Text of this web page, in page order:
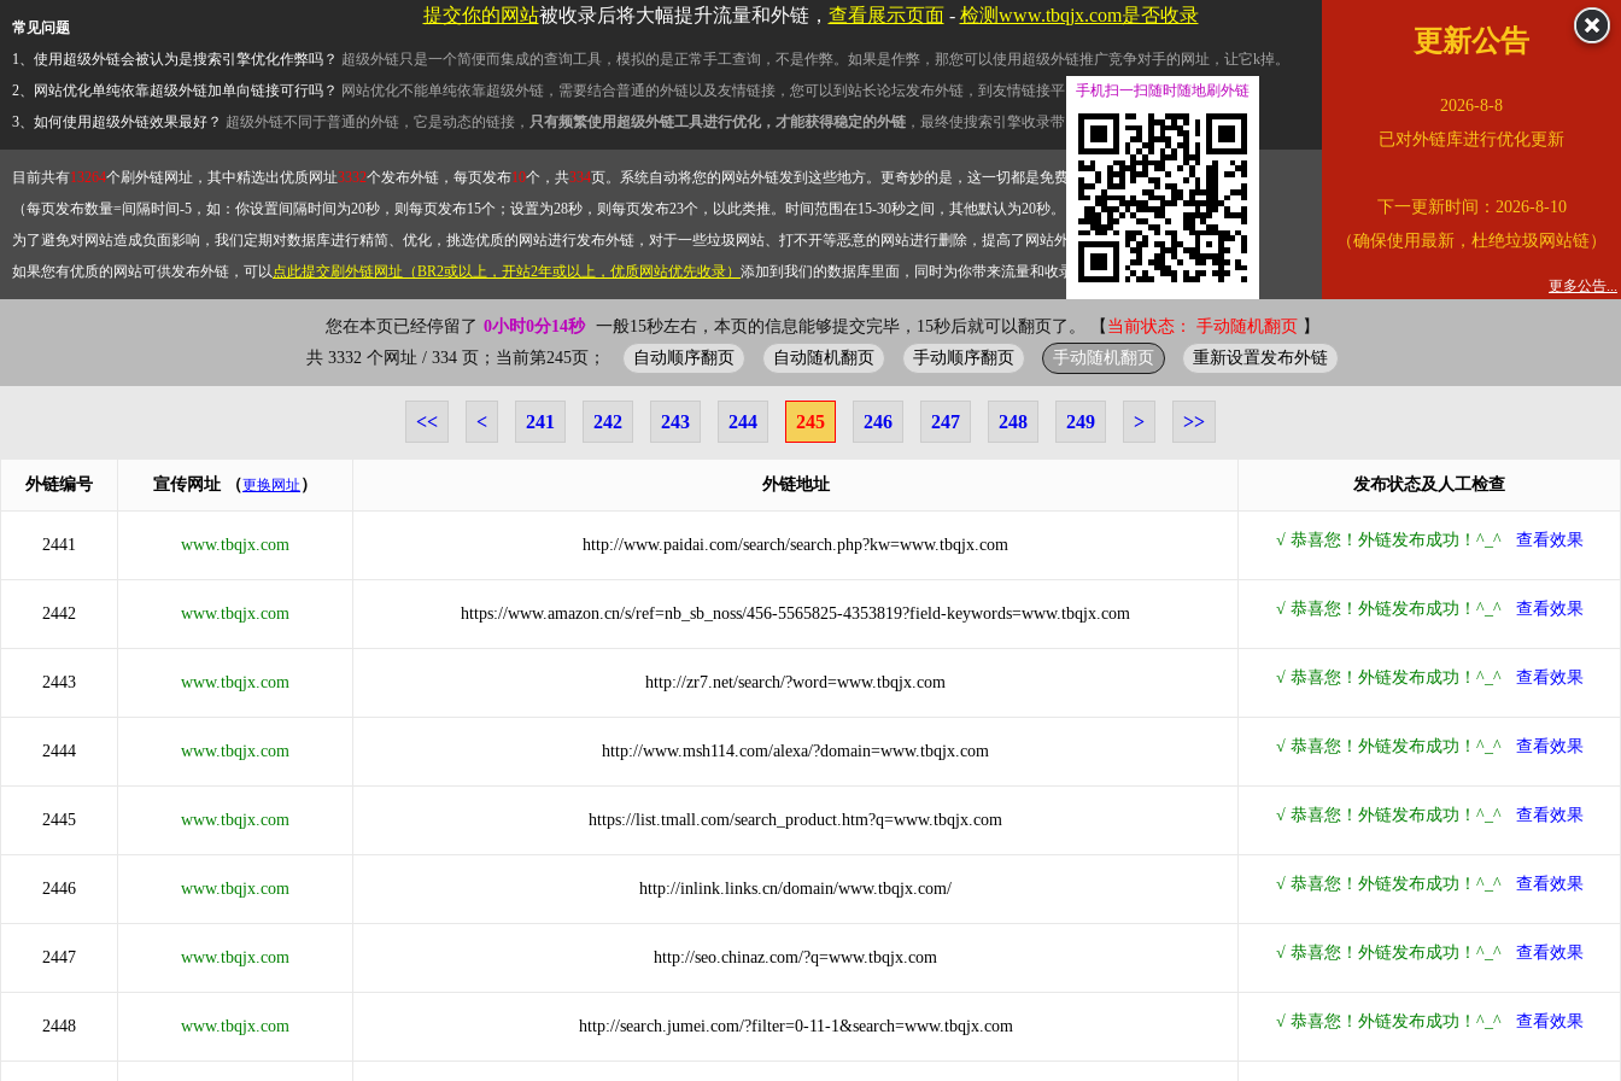
常见问题
1、使用超级外链会被认为是搜索引擎优化作弊吗？ 超级外链只是一个简便而集成的查询工具，模拟的是正常手工查询，不是作弊。如果是作弊，那您可以使用超级外链推广竞争对手的网址，让它k掉。
2、网站优化单纯依靠超级外链加单向链接可行吗？ 网站优化不能单纯依靠超级外链，需要结合普通的外链以及友情链接，您可以到站长论坛发布外链，到友情链接平台交换友情链接。
3、如何使用超级外链效果最好？ 超级外链不同于普通的外链，它是动态的链接， 只有频繁使用超级外链工具进行优化，才能获得稳定的外链 ，最终使搜索引擎收录带网址的查询页面。
目前共有13264个刷外链网址，其中精选出优质网址3332个发布外链，每页发布10个，共334页。系统自动将您的网站外链发到这些地方。更奇妙的是，这一切都是免费的。
（每页发布数量=间隔时间-5，如：你设置间隔时间为20秒，则每页发布15个；设置为28秒，则每页发布23个，以此类推。时间范围在15-30秒之间，其他默认为20秒。）
为了避免对网站造成负面影响，我们定期对数据库进行精简、优化，挑选优质的网站进行发布外链，对于一些垃圾网站、打不开等恶意的网站进行删除，提高了网站外链的质量。
如果您有优质的网站可供发布外链，可以点此提交刷外链网址（BR2或以上，开站2年或以上，优质网站优先收录） 添加到我们的数据库里面，同时为你带来流量和收录。 错误外链纠正
您在本页已经停留了 0小时0分15秒 一般15秒左右，本页的信息能够提交完毕，15秒后就可以翻页了。 【 当前状态： 手动随机翻页 】
共 3332 个网址 / 334 页；当前第245页；
自动顺序翻页 自动随机翻页 手动顺序翻页 手动随机翻页 重新设置发布外链
<< < 241 242 243 244 245 246 247 248 249 > >>
外链编号 宣传网址 （更换网址 ） 外链地址 发布状态及人工检查
2441 www.tbqjx.com http://www.paidai.com/search/search.php?kw=www.tbqjx.com
2442 www.tbqjx.com https://www.amazon.cn/s/ref=nb_sb_noss/456-5565825-4353819?field-keywords=www.tbqjx.com
2443 www.tbqjx.com http://zr7.net/search/?word=www.tbqjx.com
2444 www.tbqjx.com http://www.msh114.com/alexa/?domain=www.tbqjx.com
2445 www.tbqjx.com https://list.tmall.com/search_product.htm?q=www.tbqjx.com
2446 www.tbqjx.com http://inlink.links.cn/domain/www.tbqjx.com/
2447 www.tbqjx.com http://seo.chinaz.com/?q=www.tbqjx.com
2448 www.tbqjx.com http://search.jumei.com/?filter=0-11-1&search=www.tbqjx.com
提交你的网站被收录后将大幅提升流量和外链， 查看展示页面- 检测www.tbqjx.com是否收录
更新公告
2026-8-8
已对外链库进行优化更新
下一更新时间：2026-8-10
（确保使用最新，杜绝垃圾网站链）
更多公告...
手机扫一扫随时随地刷外链